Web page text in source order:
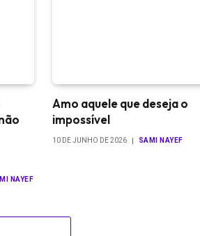
NAYEF
Amo aquele que deseja o
impossível
10 DE JUNHO DE 2026 SAMI NAYEF